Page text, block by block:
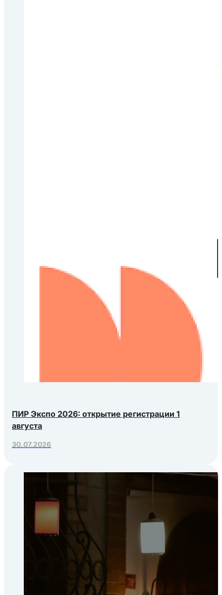
ПИР Экспо 2026: открытие регистрации 1
августа
30.07.2026